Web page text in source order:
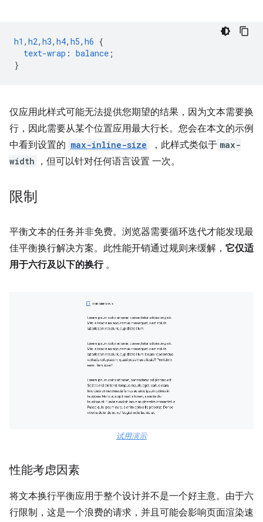
h1 , h2, h3, h4, h5, h6 {
text-wrap : balance ;
}
仅应用此样式可能无法提供您期望的结果，因为文本需要换
行，因此需要从某个位置应用最大行长。您会在本文的示例
中看到设置的 max-inline-size ，此样式类似于 max-
width
，但可以针对任何语言设置 一次。
限制
平衡文本的任务并非免费。浏览器需要循环迭代才能发现最
佳平衡换行解决方案。此性能开销通过规则来缓解， 它仅适
用于六行及以下的换行。
试用演示
性能考虑因素
将文本换行平衡应用于整个设计并不是一个好主意。由于六
行限制，这是一个浪费的请求，并且可能会影响页面渲染速